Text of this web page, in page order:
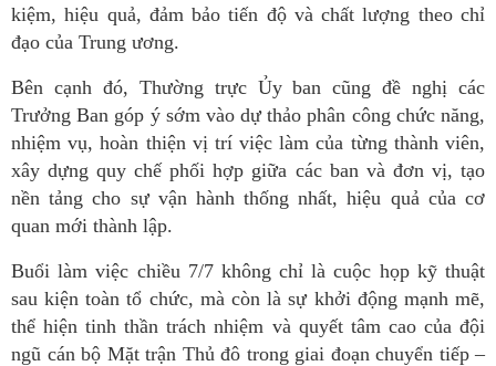
kiệm, hiệu quả, đảm bảo tiến độ và chất lượng theo chỉ
đạo của Trung ương.
Bên cạnh đó, Thường trực Ủy ban cũng đề nghị các
Trưởng Ban góp ý sớm vào dự thảo phân công chức năng,
nhiệm vụ, hoàn thiện vị trí việc làm của từng thành viên,
xây dựng quy chế phối hợp giữa các ban và đơn vị, tạo
nền tảng cho sự vận hành thống nhất, hiệu quả của cơ
quan mới thành lập.
Buổi làm việc chiều 7/7 không chỉ là cuộc họp kỹ thuật
sau kiện toàn tổ chức, mà còn là sự khởi động mạnh mẽ,
thể hiện tinh thần trách nhiệm và quyết tâm cao của đội
ngũ cán bộ Mặt trận Thủ đô trong giai đoạn chuyển tiếp –